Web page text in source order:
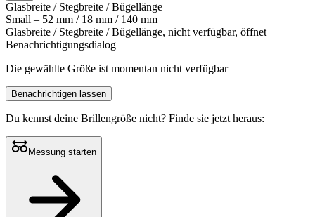
Glasbreite / Stegbreite / Bügellänge
Small – 52 mm / 18 mm / 140 mm
Glasbreite / Stegbreite / Bügellänge, nicht verfügbar, öffnet
Benachrichtigungsdialog
Die gewählte Größe ist momentan nicht verfügbar
Benachrichtigen lassen
Du kennst deine Brillengröße nicht? Finde sie jetzt heraus:
Messung starten